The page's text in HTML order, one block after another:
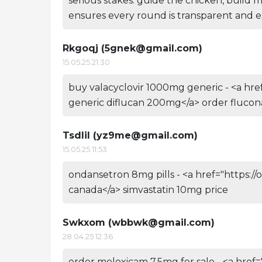
ensures every round is transparent and
Rkgoqj (5gnek@gmail.com)
15.05.25 21:30
buy valacyclovir 1000mg generic - <a
generic diflucan 200mg</a> order
Tsdlil (yz9me@gmail.com)
15.05.25 11:53
ondansetron 8mg pills - <a href="https://
canada</a> simvastatin 10mg price
Swkxom (wbbwk@gmail.com)
28.04.25 12:36